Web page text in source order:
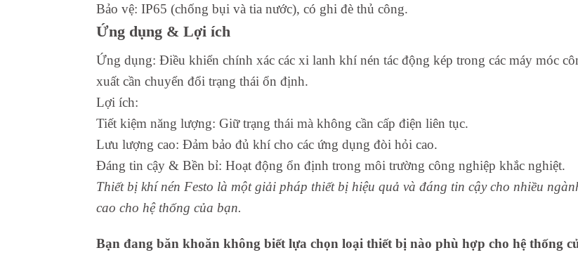
Bảo vệ: IP65 (chống bụi và tia nước), có ghi đè thủ công.
Ứng dụng & Lợi ích
Ứng dụng: Điều khiển chính xác các xi lanh khí nén tác động kép trong các máy móc
xuất cần chuyển đổi trạng thái ổn định.
Lợi ích:
Tiết kiệm năng lượng: Giữ trạng thái mà không cần cấp điện liên tục.
Lưu lượng cao: Đảm bảo đủ khí cho các ứng dụng đòi hỏi cao.
Đáng tin cậy & Bền bỉ: Hoạt động ổn định trong môi trường công nghiệp khắc nghiệt.
Thiết bị khí nén Festo là một giải pháp thiết bị hiệu quả và đáng tin cậy cho nhiều
cao cho hệ thống của bạn.
Bạn đang băn khoăn không biết lựa chọn loại thiết bị nào phù hợp cho hệ thống